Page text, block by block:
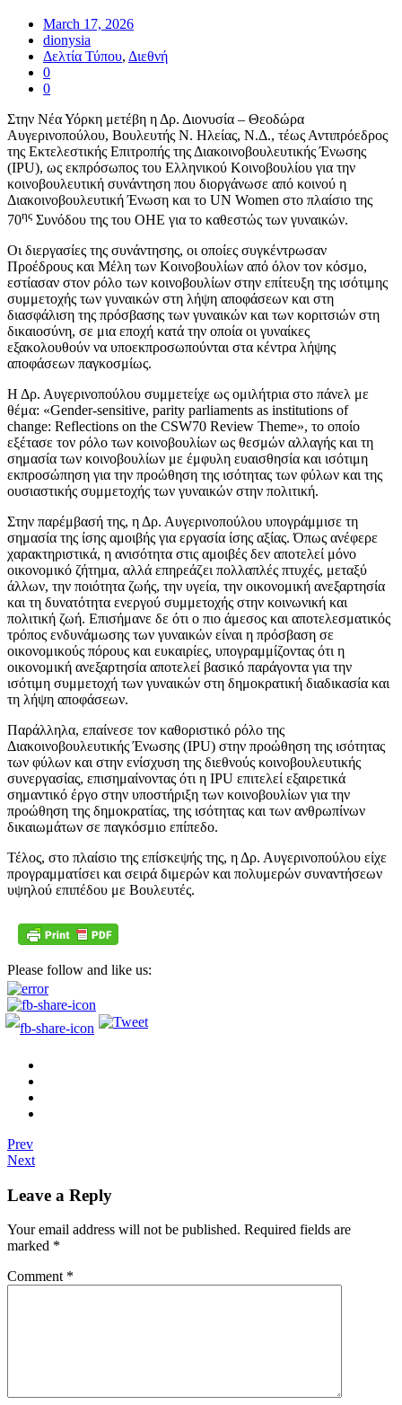
March 17, 2026
dionysia
Δελτία Τύπου, Διεθνή
0
0
Στην Νέα Υόρκη μετέβη η Δρ. Διονυσία – Θεοδώρα
Αυγερινοπούλου, Βουλευτής Ν. Ηλείας, Ν.Δ., τέως Αντιπρόεδρος
της Εκτελεστικής Επιτροπής της Διακοινοβουλευτικής Ένωσης
(IPU), ως εκπρόσωπος του Ελληνικού Κοινοβουλίου για την
κοινοβουλευτική συνάντηση που διοργάνωσε από κοινού η
Διακοινοβουλευτική Ένωση και το UN Women στο πλαίσιο της
70ης Συνόδου της του ΟΗΕ για το καθεστώς των γυναικών.
Οι διεργασίες της συνάντησης, οι οποίες συγκέντρωσαν
Προέδρους και Μέλη των Κοινοβουλίων από όλον τον κόσμο,
εστίασαν στον ρόλο των κοινοβουλίων στην επίτευξη της ισότιμης
συμμετοχής των γυναικών στη λήψη αποφάσεων και στη
διασφάλιση της πρόσβασης των γυναικών και των κοριτσιών στη
δικαιοσύνη, σε μια εποχή κατά την οποία οι γυναίκες
εξακολουθούν να υποεκπροσωπούνται στα κέντρα λήψης
αποφάσεων παγκοσμίως.
Η Δρ. Αυγερινοπούλου συμμετείχε ως ομιλήτρια στο πάνελ με
θέμα: «Gender-sensitive, parity parliaments as institutions of
change: Reflections on the CSW70 Review Theme», το οποίο
εξέτασε τον ρόλο των κοινοβουλίων ως θεσμών αλλαγής και τη
σημασία των κοινοβουλίων με έμφυλη ευαισθησία και ισότιμη
εκπροσώπηση για την προώθηση της ισότητας των φύλων και της
ουσιαστικής συμμετοχής των γυναικών στην πολιτική.
Στην παρέμβασή της, η Δρ. Αυγερινοπούλου υπογράμμισε τη
σημασία της ίσης αμοιβής για εργασία ίσης αξίας. Όπως ανέφερε
χαρακτηριστικά, η ανισότητα στις αμοιβές δεν αποτελεί μόνο
οικονομικό ζήτημα, αλλά επηρεάζει πολλαπλές πτυχές, μεταξύ
άλλων, την ποιότητα ζωής, την υγεία, την οικονομική ανεξαρτησία
και τη δυνατότητα ενεργού συμμετοχής στην κοινωνική και
πολιτική ζωή. Επισήμανε δε ότι ο πιο άμεσος και αποτελεσματικός
τρόπος ενδυνάμωσης των γυναικών είναι η πρόσβαση σε
οικονομικούς πόρους και ευκαιρίες, υπογραμμίζοντας ότι η
οικονομική ανεξαρτησία αποτελεί βασικό παράγοντα για την
ισότιμη συμμετοχή των γυναικών στη δημοκρατική διαδικασία και
τη λήψη αποφάσεων.
Παράλληλα, επαίνεσε τον καθοριστικό ρόλο της
Διακοινοβουλευτικής Ένωσης (IPU) στην προώθηση της ισότητας
των φύλων και στην ενίσχυση της διεθνούς κοινοβουλευτικής
συνεργασίας, επισημαίνοντας ότι η IPU επιτελεί εξαιρετικά
σημαντικό έργο στην υποστήριξη των κοινοβουλίων για την
προώθηση της δημοκρατίας, της ισότητας και των ανθρωπίνων
δικαιωμάτων σε παγκόσμιο επίπεδο.
Τέλος, στο πλαίσιο της επίσκεψής της, η Δρ. Αυγερινοπούλου είχε
προγραμματίσει και σειρά διμερών και πολυμερών συναντήσεων
υψηλού επιπέδου με Βουλευτές.
Please follow and like us:
Prev
Next
Leave a Reply
Your email address will not be published. Required fields are
marked *
Comment *